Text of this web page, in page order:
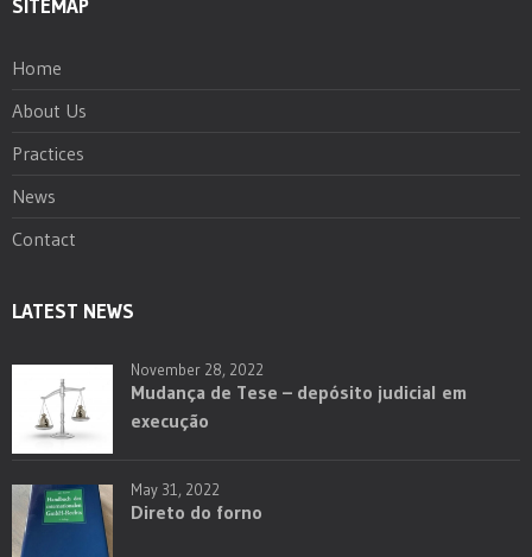
SITEMAP
Home
About Us
Practices
News
Contact
LATEST NEWS
November 28, 2022
Mudança de Tese – depósito judicial em
execução
May 31, 2022
Direto do forno